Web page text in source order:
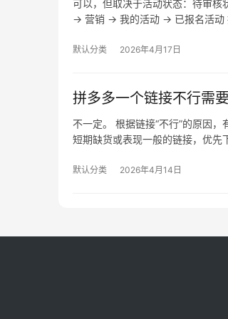
可以，但取决于活动状态：待审核
→ 营销 → 我的活动 → 已报名活
默认分类 2026年4月17日
拼多多一个链接不行需
不一定。 根据链接“不行”的原因
短期缺货或表现一般的链接，优
默认分类 2026年4月14日